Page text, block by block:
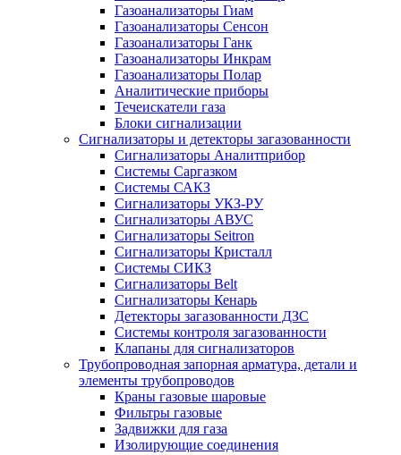
Газоанализаторы Гиам
Газоанализаторы Сенсон
Газоанализаторы Ганк
Газоанализаторы Инкрам
Газоанализаторы Полар
Аналитические приборы
Течеискатели газа
Блоки сигнализации
Сигнализаторы и детекторы загазованности
Сигнализаторы Аналитприбор
Системы Саргазком
Системы САКЗ
Сигнализаторы УКЗ-РУ
Сигнализаторы АВУС
Сигнализаторы Seitron
Сигнализаторы Кристалл
Системы СИКЗ
Сигнализаторы Belt
Сигнализаторы Кенарь
Детекторы загазованности ДЗС
Системы контроля загазованности
Клапаны для сигнализаторов
Трубопроводная запорная арматура, детали и
элементы трубопроводов
Краны газовые шаровые
Фильтры газовые
Задвижки для газа
Изолирующие соединения